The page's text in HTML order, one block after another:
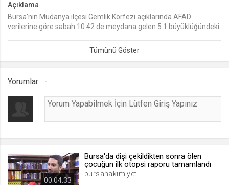
lang
.web.tv
Seçilen dil tercihini tutmak
.web.tv
[hash]
.web.tv
Açıklama
Bursa’nın Mudanya ilçesi Gemlik Körfezi açıklarında AFAD
verilerine göre sabah 10.42 de meydana gelen 5.1 büyüklüğündeki
raflarındaki ürünler yerlere saçılırken, bazı binalarda çatlaklar
meydana geldi. Vatandaşlar Gemlik ve Mudanya'da bakanlık ve
Yorumlar
00:04:33
Bursa'da dişi çekildikten sonra ölen
çocuğun ilk otopsi raporu tamamlandı
bursahakimiyet